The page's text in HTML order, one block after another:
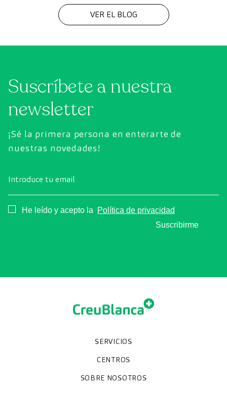
que hace posible cada diagnóstico
VER EL BLOG
Suscríbete a nuestra
newsletter
¡Sé la primera persona en enterarte de
nuestras novedades!
Introduce tu email
Consentimiento
He leído y acepto la
Política de privacidad
Suscribirme
SERVICIOS
Especialidades
Diagnóstico por la imagen
Chequeos y revisiones médicas
Unidades especializadas
CENTROS
Clínica CreuBlanca
CreuBlanca Tarradellas
Diagnosis Médica
Hospital CreuBlanca Maresme
SOBRE NOSOTROS